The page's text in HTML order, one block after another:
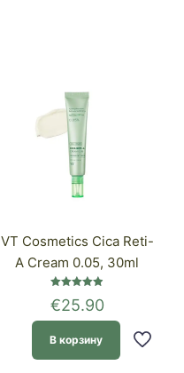
VT Cosmetics Cica Reti-
A Cream 0.05, 30ml
4.87
из 5
€25.90
В корзину